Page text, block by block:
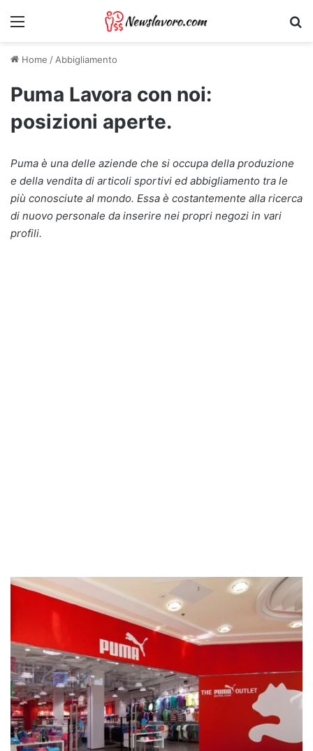
Menu
Home /Abbigliamento
Puma Lavora con noi:
posizioni aperte.
Puma è una delle aziende che si occupa della produzione
e della vendita di articoli sportivi ed abbigliamento tra le
più conosciute al mondo. Essa è costantemente alla ricerca
di nuovo personale da inserire nei propri negozi in vari
profili.